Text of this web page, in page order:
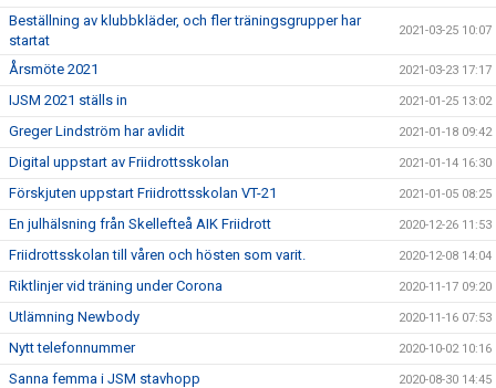
Beställning av klubbkläder, och fler träningsgrupper har
startat
2021-03-25 10:07
Årsmöte 2021 2021-03-23 17:17
IJSM 2021 ställs in 2021-01-25 13:02
Greger Lindström har avlidit 2021-01-18 09:42
Digital uppstart av Friidrottsskolan 2021-01-14 16:30
Förskjuten uppstart Friidrottsskolan VT-21 2021-01-05 08:25
En julhälsning från Skellefteå AIK Friidrott 2020-12-26 11:53
Friidrottsskolan till våren och hösten som varit. 2020-12-08 14:04
Riktlinjer vid träning under Corona 2020-11-17 09:20
Utlämning Newbody 2020-11-16 07:53
Nytt telefonnummer 2020-10-02 10:16
Sanna femma i JSM stavhopp 2020-08-30 14:45